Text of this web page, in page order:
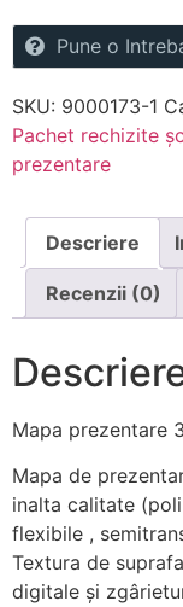
Pune o
SKU: 9000173-1
Pachet rechizite
prezentare
Descriere
Recenzii (0)
Mapa prezentare
Mapa de
inalta calitate
flexibile ,
Textura de
digitale și